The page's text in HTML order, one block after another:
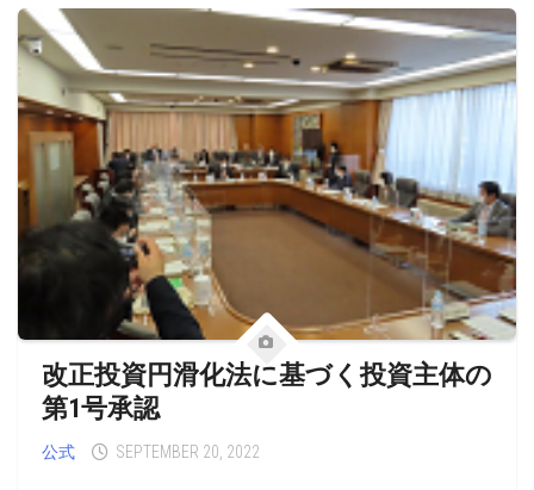
改正投資円滑化法に基づく投資主体の
第1号承認
公式 SEPTEMBER 20, 2022